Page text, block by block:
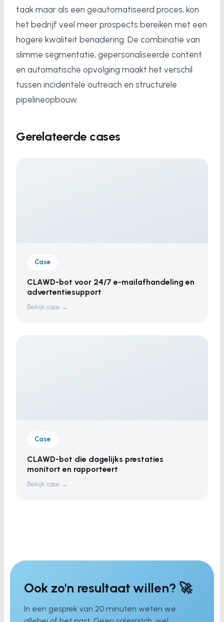
taak maar als een geautomatiseerd proces, kon
het bedrijf veel meer prospects bereiken met een
hogere kwaliteit benadering. De combinatie van
slimme segmentatie, gepersonaliseerde content
en automatische opvolging maakt het verschil
tussen incidentele outreach en structurele
pipelineopbouw.
Gerelateerde cases
Case
CLAWD-bot voor 24/7 e-mailafhandeling en
advertentiesupport
Bekijk case →
Case
CLAWD-bot die dagelijks prestaties
monitort en rapporteert
Bekijk case →
Ook zo'n resultaat willen? 🚀
In een gesprek van 20 minuten weten we